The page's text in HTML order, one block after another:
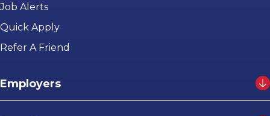
Job Alerts
Quick Apply
Refer A Friend
Employers